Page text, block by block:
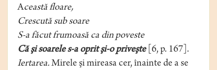
Această floare,
Crescută sub soare
S-a făcut frumoasă ca din poveste
Că şi soarele s-a oprit şi-o priveşte[6, p. 167].
Iertarea.Mirele şi mireasa cer, înainte de a se